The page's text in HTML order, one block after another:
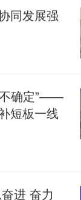
滹沱河畔
同发展强
不确定”——
短板一线
进 奋力